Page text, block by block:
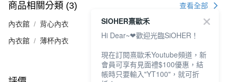
商品相關分類 (3) 查看全部
內衣館 背心內衣
內衣館 薄杯內衣
SIOHER熹歐禾
Hi Dear~❤歡迎光臨SiOHER！
現在訂閱熹歐禾Youtube頻道，新
會員可享有見面禮$100優惠，結
帳時只要輸入"YT100"，就可折